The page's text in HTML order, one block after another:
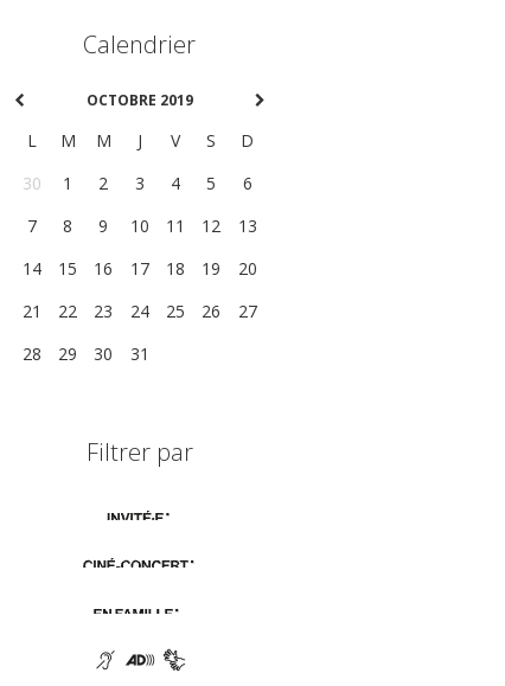
Calendrier
OCTOBRE 2019
L M M J V S
D
30
1 2 3 4 5
6
7
8 9 10 11 12
13
14
15 16 17 18 19
20
21
22 23 24 25 26
27
28
29 30 31
Filtrer par